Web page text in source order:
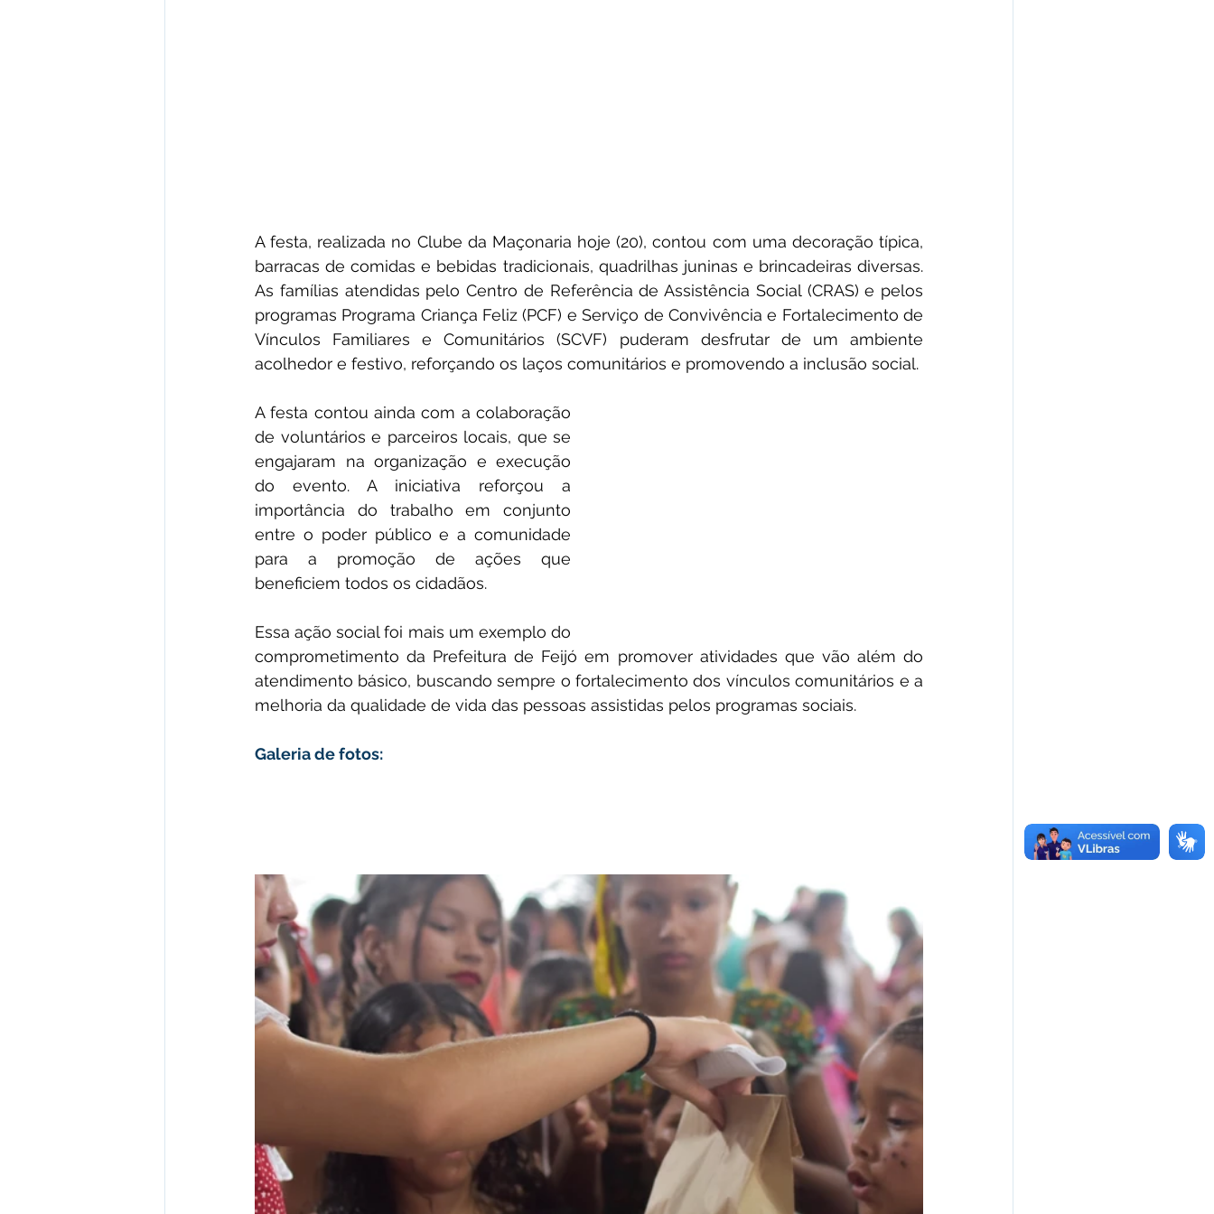
A festa, realizada no Clube da Maçonaria hoje (20), contou com uma decoração típica,
barracas de comidas e bebidas tradicionais, quadrilhas juninas e brincadeiras diversas.
As famílias atendidas pelo Centro de Referência de Assistência Social (CRAS) e pelos
programas Programa Criança Feliz (PCF) e Serviço de Convivência e Fortalecimento de
Vínculos Familiares e Comunitários (SCVF) puderam desfrutar de um ambiente
acolhedor e festivo, reforçando os laços comunitários e promovendo a inclusão social.
A festa contou ainda com a colaboração
de voluntários e parceiros locais, que se
engajaram na organização e execução
do evento. A iniciativa reforçou a
importância do trabalho em conjunto
entre o poder público e a comunidade
para a promoção de ações que
beneficiem todos os cidadãos.
Essa ação social foi mais um exemplo do
comprometimento da Prefeitura de Feijó em promover atividades que vão além do
atendimento básico, buscando sempre o fortalecimento dos vínculos comunitários e a
melhoria da qualidade de vida das pessoas assistidas pelos programas sociais.
Galeria de fotos: